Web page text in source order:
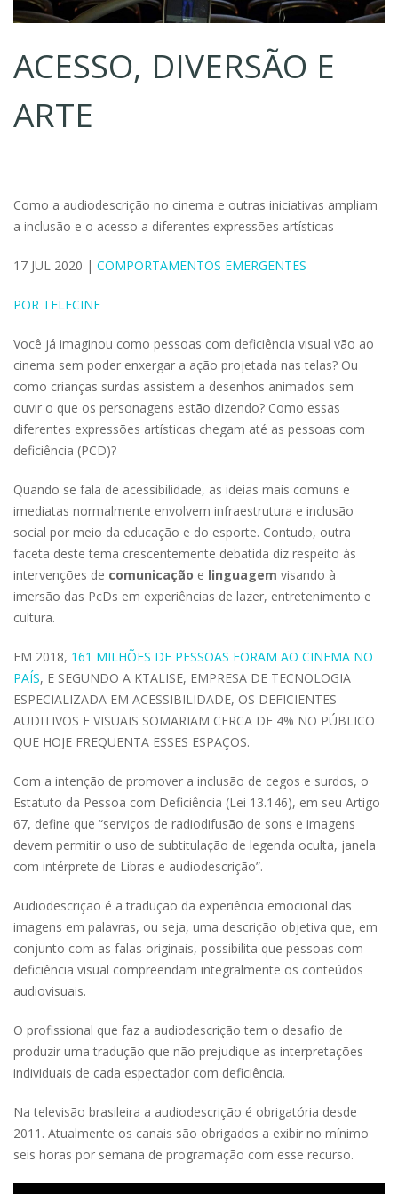
ACESSO, DIVERSÃO E
ARTE
Como a audiodescrição no cinema e outras iniciativas ampliam
a inclusão e o acesso a diferentes expressões artísticas
17 JUL 2020 | COMPORTAMENTOS EMERGENTES
POR TELECINE
Você já imaginou como pessoas com deficiência visual vão ao
cinema sem poder enxergar a ação projetada nas telas? Ou
como crianças surdas assistem a desenhos animados sem
ouvir o que os personagens estão dizendo? Como essas
diferentes expressões artísticas chegam até as pessoas com
deficiência (PCD)?
Quando se fala de acessibilidade, as ideias mais comuns e
imediatas normalmente envolvem infraestrutura e inclusão
social por meio da educação e do esporte. Contudo, outra
faceta deste tema crescentemente debatida diz respeito às
intervenções de comunicação e linguagem visando à
imersão das PcDs em experiências de lazer, entretenimento e
cultura.
EM 2018, 161 MILHÕES DE PESSOAS FORAM AO CINEMA NO
PAÍS, E SEGUNDO A KTALISE, EMPRESA DE TECNOLOGIA
ESPECIALIZADA EM ACESSIBILIDADE, OS DEFICIENTES
AUDITIVOS E VISUAIS SOMARIAM CERCA DE 4% NO PÚBLICO
QUE HOJE FREQUENTA ESSES ESPAÇOS.
Com a intenção de promover a inclusão de cegos e surdos, o
Estatuto da Pessoa com Deficiência (Lei 13.146), em seu Artigo
67, define que “serviços de radiodifusão de sons e imagens
devem permitir o uso de subtitulação de legenda oculta, janela
com intérprete de Libras e audiodescrição”.
Audiodescrição é a tradução da experiência emocional das
imagens em palavras, ou seja, uma descrição objetiva que, em
conjunto com as falas originais, possibilita que pessoas com
deficiência visual compreendam integralmente os conteúdos
audiovisuais.
O profissional que faz a audiodescrição tem o desafio de
produzir uma tradução que não prejudique as interpretações
individuais de cada espectador com deficiência.
Na televisão brasileira a audiodescrição é obrigatória desde
2011. Atualmente os canais são obrigados a exibir no mínimo
seis horas por semana de programação com esse recurso.